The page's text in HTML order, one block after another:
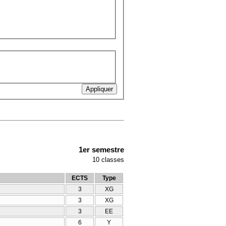
1er semestre
10 classes
ECTS
Type
3
XG
3
XG
3
EE
6
Y